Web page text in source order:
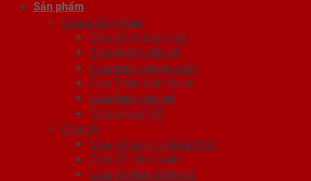
Sản phẩm
Cửa chống cháy
Cửa gỗ chống cháy
Cửa nhôm vân gỗ
Cửa thép chống cháy
Cửa Thép Hàn Quốc
Cửa thép vân gỗ
Cửa vân gỗ 5D
Cửa gỗ
Cửa gỗ công nghiệp HDF
Cửa Gỗ Hàn Quốc
Cửa gỗ HDF VENEER